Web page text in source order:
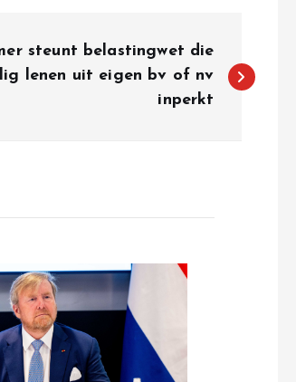
steunt belastingwet die
lenen uit eigen bv of nv
inperkt